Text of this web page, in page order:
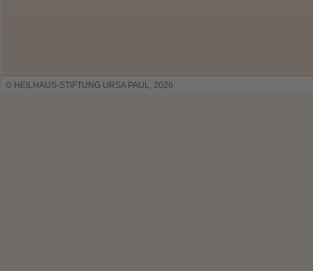
© HEILHAUS-STIFTUNG URSA PAUL, 2026